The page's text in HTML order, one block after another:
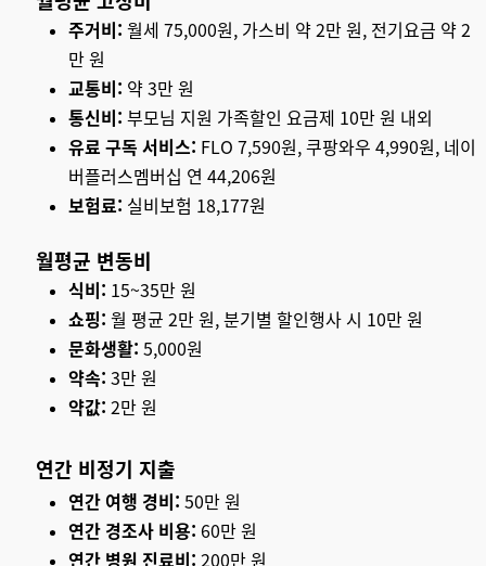
주거비: 월세 75,000원, 가스비 약 2만 원, 전기요금 약 2
만 원
교통비: 약 3만 원
통신비: 부모님 지원 가족할인 요금제 10만 원 내외
유료 구독 서비스: FLO 7,590원, 쿠팡와우 4,990원, 네이
버플러스멤버십 연 44,206원
보험료: 실비보험 18,177원
월평균 변동비
식비: 15~35만 원
쇼핑: 월 평균 2만 원, 분기별 할인행사 시 10만 원
문화생활: 5,000원
약속: 3만 원
약값: 2만 원
연간 비정기 지출
연간 여행 경비: 50만 원
연간 경조사 비용: 60만 원
연간 병원 진료비: 200만 원